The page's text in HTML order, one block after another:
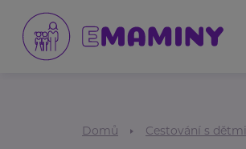
Domů Cestování s dětmi